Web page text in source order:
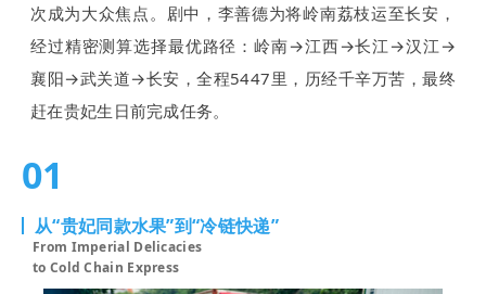
次成为大众焦点。剧中，李善德为将岭南荔枝运至长安，
经过精密测算选择最优路径：岭南→江西→长江→汉江→
襄阳→武关道→长安，全程5447里，历经千辛万苦，最终
赶在贵妃生日前完成任务。
01
从“贵妃同款水果”到“冷链快递”
From Imperial Delicacies
to Cold Chain Express